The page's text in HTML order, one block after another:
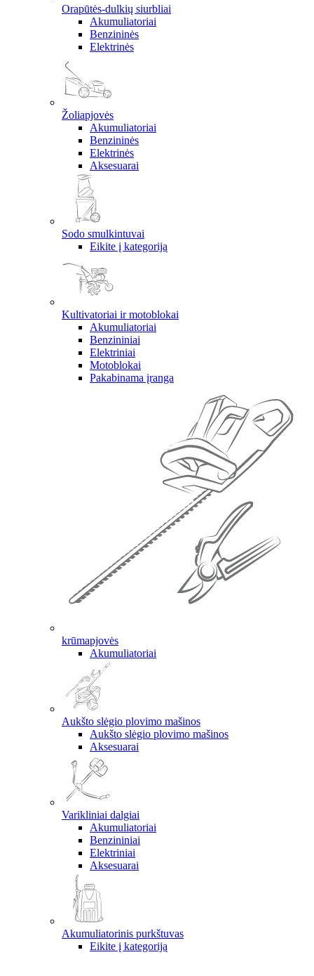
Orapūtės-dulkių siurbliai
Akumuliatoriai
Benzininės
Elektrinės
Žoliapjovės
Akumuliatoriai
Benzininės
Elektrinės
Aksesuarai
Sodo smulkintuvai
Eikite į kategoriją
Kultivatoriai ir motoblokai
Akumuliatoriai
Benzininiai
Elektriniai
Motoblokai
Pakabinama įranga
krūmapjovės
Akumuliatoriai
Aukšto slėgio plovimo mašinos
Aukšto slėgio plovimo mašinos
Aksesuarai
Varikliniai dalgiai
Akumuliatoriai
Benzininiai
Elektriniai
Aksesuarai
Akumuliatorinis purkštuvas
Eikite į kategoriją